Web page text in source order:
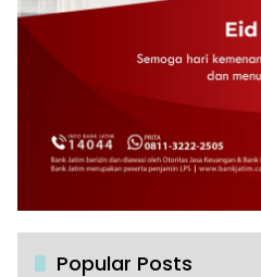
Popular Posts